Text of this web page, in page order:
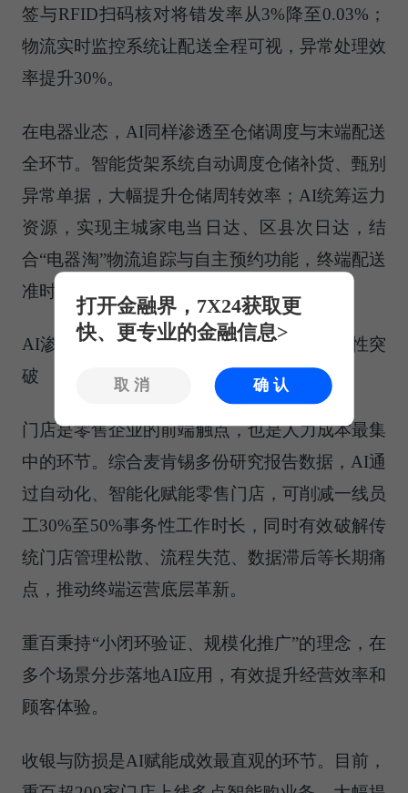
签与RFID扫码核对将错发率从3%降至0.03%；
物流实时监控系统让配送全程可视，异常处理效
率提升30%。
在电器业态，AI同样渗透至仓储调度与末端配送
全环节。智能货架系统自动调度仓储补货、甄别
异常单据，大幅提升仓储周转效率；AI统筹运力
资源，实现主城家电当日达、区县次日达，结
合“电器淘”物流追踪与自主预约功能，终端配送
准时率达98%，完成全链路效能升级。
AI渗透门店运营全场景，人效提升迎来革命性突
破
门店是零售企业的前端触点，也是人力成本最集
中的环节。综合麦肯锡多份研究报告数据，AI通
过自动化、智能化赋能零售门店，可削减一线员
工30%至50%事务性工作时长，同时有效破解传
统门店管理松散、流程失范、数据滞后等长期痛
点，推动终端运营底层革新。
重百秉持“小闭环验证、规模化推广”的理念，在
多个场景分步落地AI应用，有效提升经营效率和
顾客体验。
收银与防损是AI赋能成效最直观的环节。目前，
打开金融界，7X24获取更
快、更专业的金融信息>
取消 确认